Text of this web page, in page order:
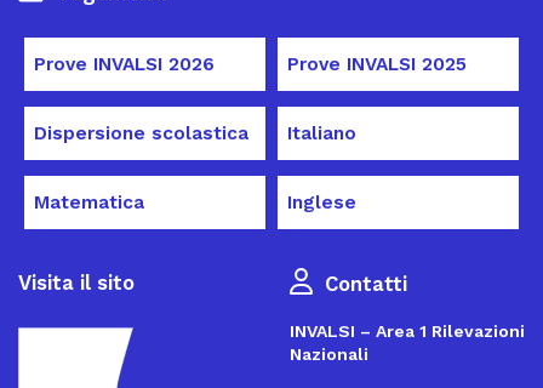
Prove INVALSI 2026 Prove INVALSI 2025
Dispersione scolastica Italiano
Matematica Inglese
Visita il sito Contatti
INVALSI – Area 1 Rilevazioni
Nazionali